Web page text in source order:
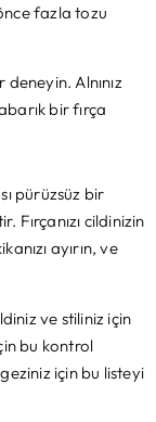
fazla tozu
Alnınız
bir fırça
pürüzsüz bir
Fırçanızı cildinizin
ayırın, ve
ve stiliniz için
bu kontrol
için bu listeyi